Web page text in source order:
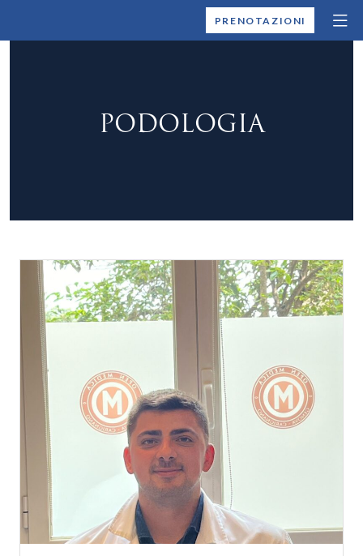
MONTALLEGROPRENOTAZIONI
PODOLOGIA